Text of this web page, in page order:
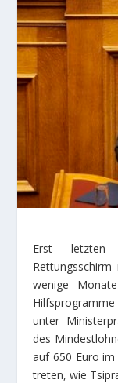
Erst letzten
Rettungsschirm
wenige
unter
des
auf 650 Euro
treten, wie